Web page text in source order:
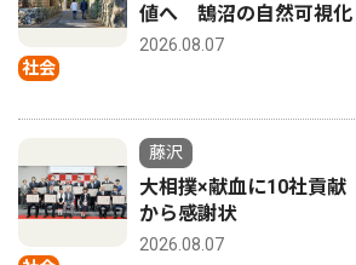
社会
値へ 鵠沼の自然可視化
2026.08.07
藤沢
大相撲×献血に10社貢
から感謝状
2026.08.07